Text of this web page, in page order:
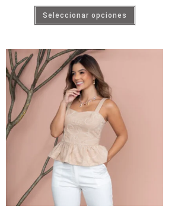
Seleccionar opciones